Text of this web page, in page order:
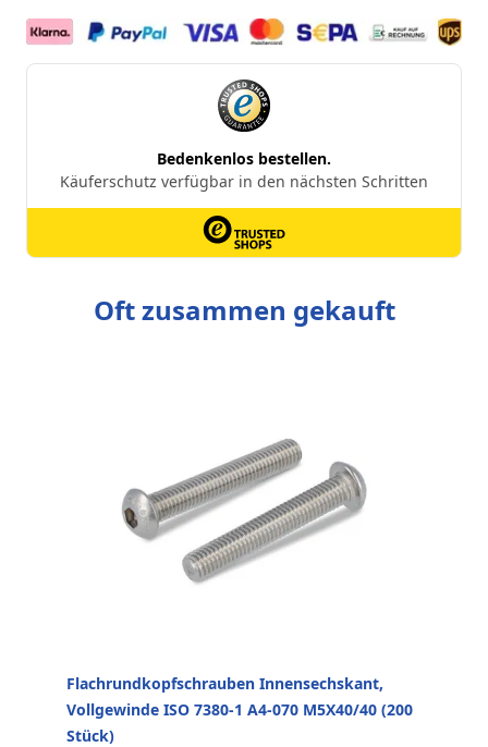
Oft zusammen gekauft
Flachrundkopfschrauben Innensechskant,
Vollgewinde ISO 7380-1 A4-070 M5X40/40 (200
Stück)